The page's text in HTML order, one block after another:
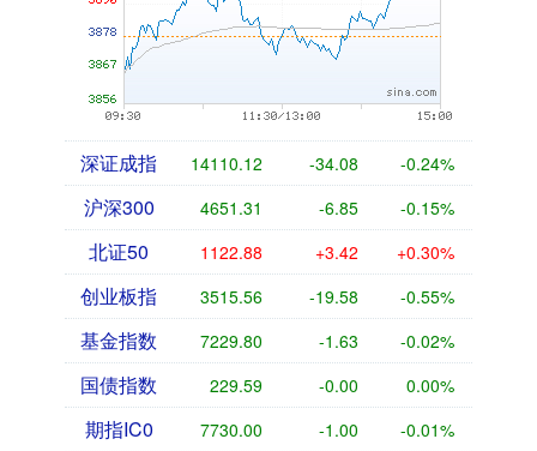
深证成指 14110.12 -34.08 -0.24%
沪深300 4651.31 -6.85 -0.15%
北证50 1122.88 +3.42 +0.30%
创业板指 3515.56 -19.58 -0.55%
基金指数 7229.80 -1.63 -0.02%
国债指数 229.59 -0.00 0.00%
期指IC0 7730.00 -1.00 -0.01%